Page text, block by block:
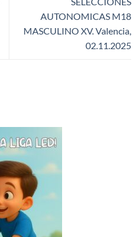
AUTONOMICAS M18
MASCULINO XV. Valencia,
02.11.2025